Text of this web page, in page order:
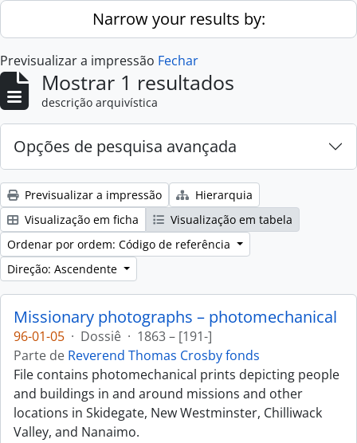
Skip to main contentNarrow your results by:
Previsualizar a impressão Fechar
Mostrar 1 resultados
descrição arquivística
Opções de pesquisa avançada
Previsualizar a impressão
Hierarquia
Visualização em ficha
Visualização em tabela
Ordenar por ordem: Código de referência
Direção: Ascendente
Missionary photographs – photomechanical
96-01-05 · Dossiê · 1863 – [191-]
Parte de Reverend Thomas Crosby fonds
File contains photomechanical prints depicting people
and buildings in and around missions and other
locations in Skidegate, New Westminster, Chilliwack
Valley, and Nanaimo.